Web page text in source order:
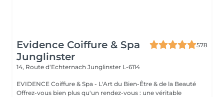
Evidence Coiffure & Spa
Junglinster
578
14, Route d‘Echternach Junglinster L-6114
EVIDENCE Coiffure & Spa - L'Art du Bien-Être & de la Beauté
Offrez-vous bien plus qu'un rendez-vous : une véritable